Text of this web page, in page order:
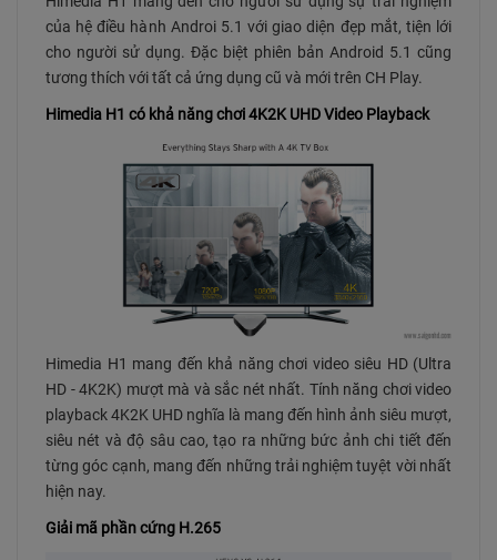
của hệ điều hành Androi 5.1 với giao diện đẹp mắt, tiện lới
cho người sử dụng. Đặc biệt phiên bản Android 5.1 cũng
tương thích với tất cả ứng dụng cũ và mới trên CH Play.
Himedia H1 có khả năng chơi 4K2K UHD Video Playback
Himedia H1 mang đến khả năng chơi video siêu HD (Ultra
HD - 4K2K) mượt mà và sắc nét nhất. Tính năng chơi video
playback 4K2K UHD nghĩa là mang đến hình ảnh siêu mượt,
siêu nét và độ sâu cao, tạo ra những bức ảnh chi tiết đến
từng góc cạnh, mang đến những trải nghiệm tuyệt vời nhất
hiện nay.
Giải mã phần cứng H.265